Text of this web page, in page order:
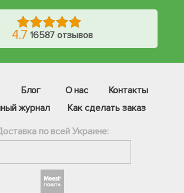
4.7 16587 отзывов
Блог О нас
Контакты
журнал
Как сделать заказ
по всей Украине: